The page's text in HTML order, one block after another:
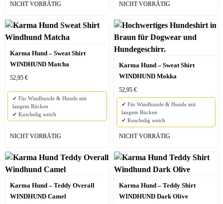
NICHT VORRÄTIG NICHT VORRÄTIG
Karma Hund – Sweat Shirt
WINDHUND Matcha
52,95 €
✔ Für Windhunde & Hunde mit
langem Rücken
✔ Kuschelig weich
NICHT VORRÄTIG
Karma Hund – Sweat Shirt
WINDHUND Mokka
52,95 €
✔ Für Windhunde & Hunde mit
langem Rücken
✔ Kuschelig weich
NICHT VORRÄTIG
Karma Hund – Teddy Overall
WINDHUND Camel
Karma Hund – Teddy Shirt
WINDHUND Dark Olive